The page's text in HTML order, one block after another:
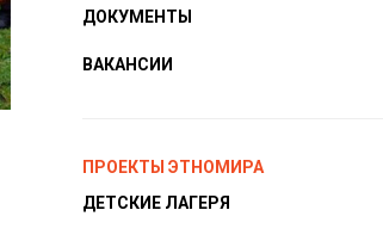
ДОКУМЕНТЫ
ВАКАНСИИ
ПРОЕКТЫ ЭТНОМИРА
ДЕТСКИЕ ЛАГЕРЯ